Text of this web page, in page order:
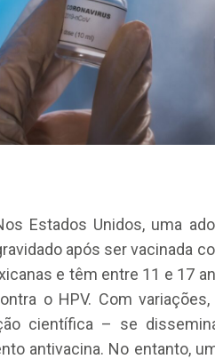
Estados Unidos, uma
após ser vacinada
e têm entre 11 e 17
o HPV. Com
científica – se
antivacina. No entanto,